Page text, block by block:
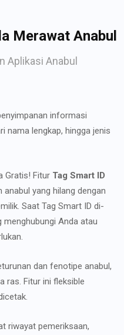
Merawat Anabul
Aplikasi Anabul
informasi
nama lengkap, hingga jenis
Gratis! Fitur Tag Smart ID
yang hilang dengan
Saat Tag Smart ID di-
menghubungi Anda atau
dan fenotipe anabul,
ras. Fitur ini fleksible
riwayat pemeriksaan,